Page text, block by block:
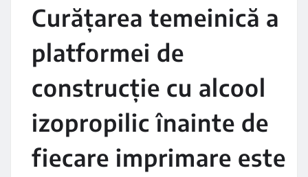
Curățarea temeinică a
platformei de
construcție cu alcool
izopropilic înainte de
fiecare imprimare este